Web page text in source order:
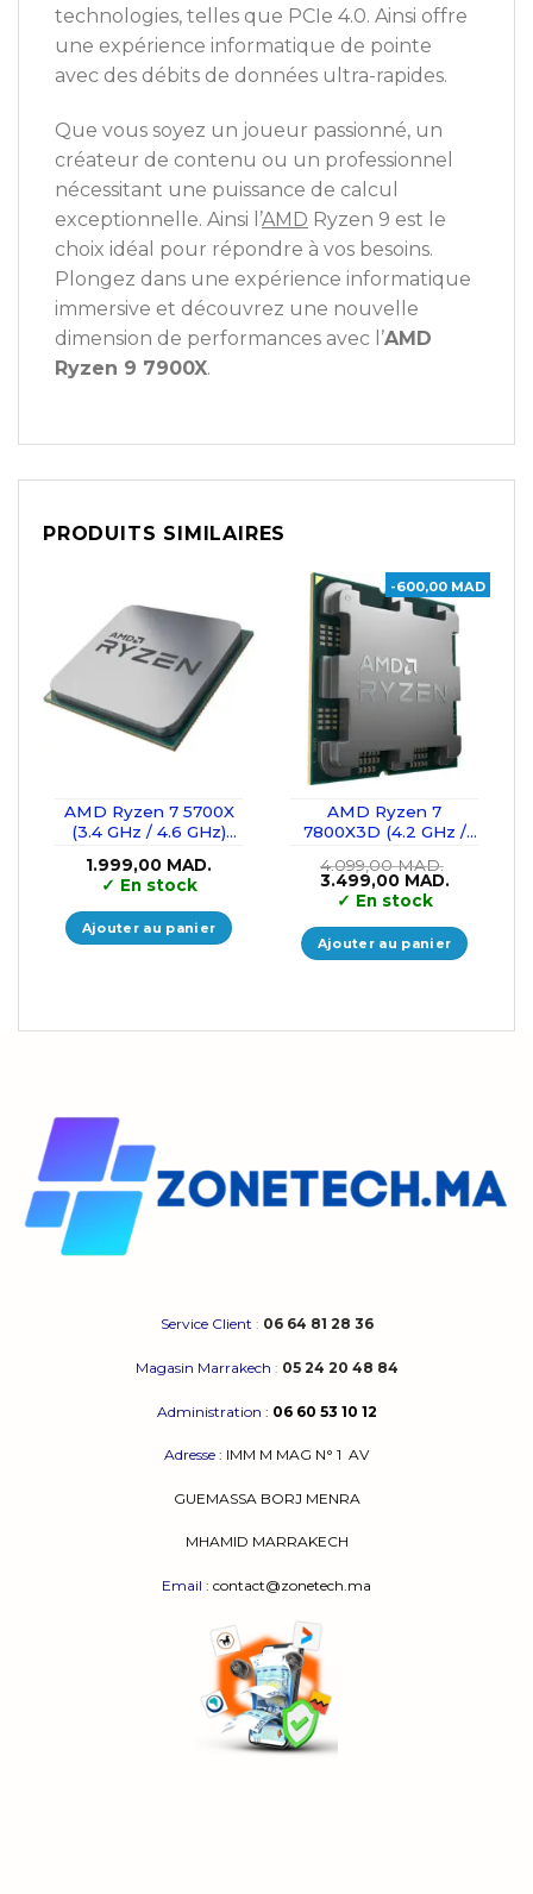
technologies, telles que PCIe 4.0. Ainsi offre
une expérience informatique de pointe
avec des débits de données ultra-rapides.
Que vous soyez un joueur passionné, un
créateur de contenu ou un professionnel
nécessitant une puissance de calcul
exceptionnelle. Ainsi l’AMD Ryzen 9 est le
choix idéal pour répondre à vos besoins.
Plongez dans une expérience informatique
immersive et découvrez une nouvelle
dimension de performances avec l’AMD
Ryzen 9 7900X.
PRODUITS SIMILAIRES
AMD Ryzen 7 5700X
(3.4 GHz / 4.6 GHz)
1.999,00 MAD.
✓ En stock
Ajouter au panier
-600,00 MAD
AMD Ryzen 7
7800X3D (4.2 GHz /
4.099,00MAD.
Le
prix
initial
était :
4.099,00 MAD..
3.499,00 MAD.Le
est :
3.499,00
✓ En stock
Ajouter au panier
Service Client : 06 64 81 28 36
Magasin Marrakech : 05 24 20 48 84
Administration : 06 60 53 10 12
Adresse : IMM M MAG N° 1 AV
GUEMASSA BORJ MENRA
MHAMID MARRAKECH
Email : contact@zonetech.ma